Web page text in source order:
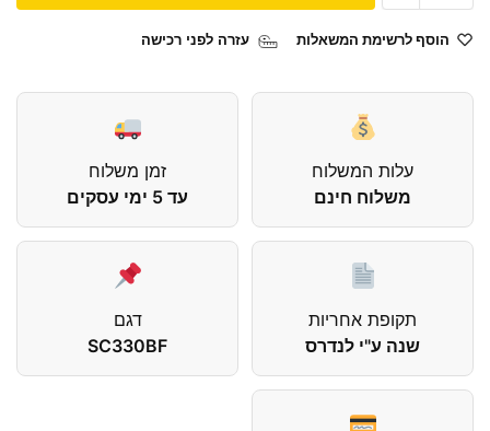
הוסף לרשימת המשאלות עזרה לפני רכישה
עלות המשלוח
משלוח חינם
זמן משלוח
עד 5 ימי עסקים
תקופת אחריות
שנה ע"י לנדרס
דגם
SC330BF